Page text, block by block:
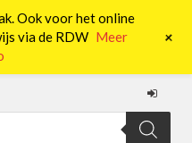
Ook voor het online
via de RDW Meer
+